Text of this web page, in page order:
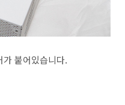
붙어있습니다.